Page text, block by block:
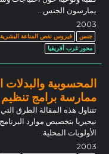
يمارسون الجنس...
2003
جنس فيروس نقص المناعة البشرية
محور غرب أفريقيا
المحسوبية والبدلات
ممارسة برامج
تتناول هذه المقالة الطرق
نيجيريا بتخصيص موارد
الأولويات المحلية.
2003